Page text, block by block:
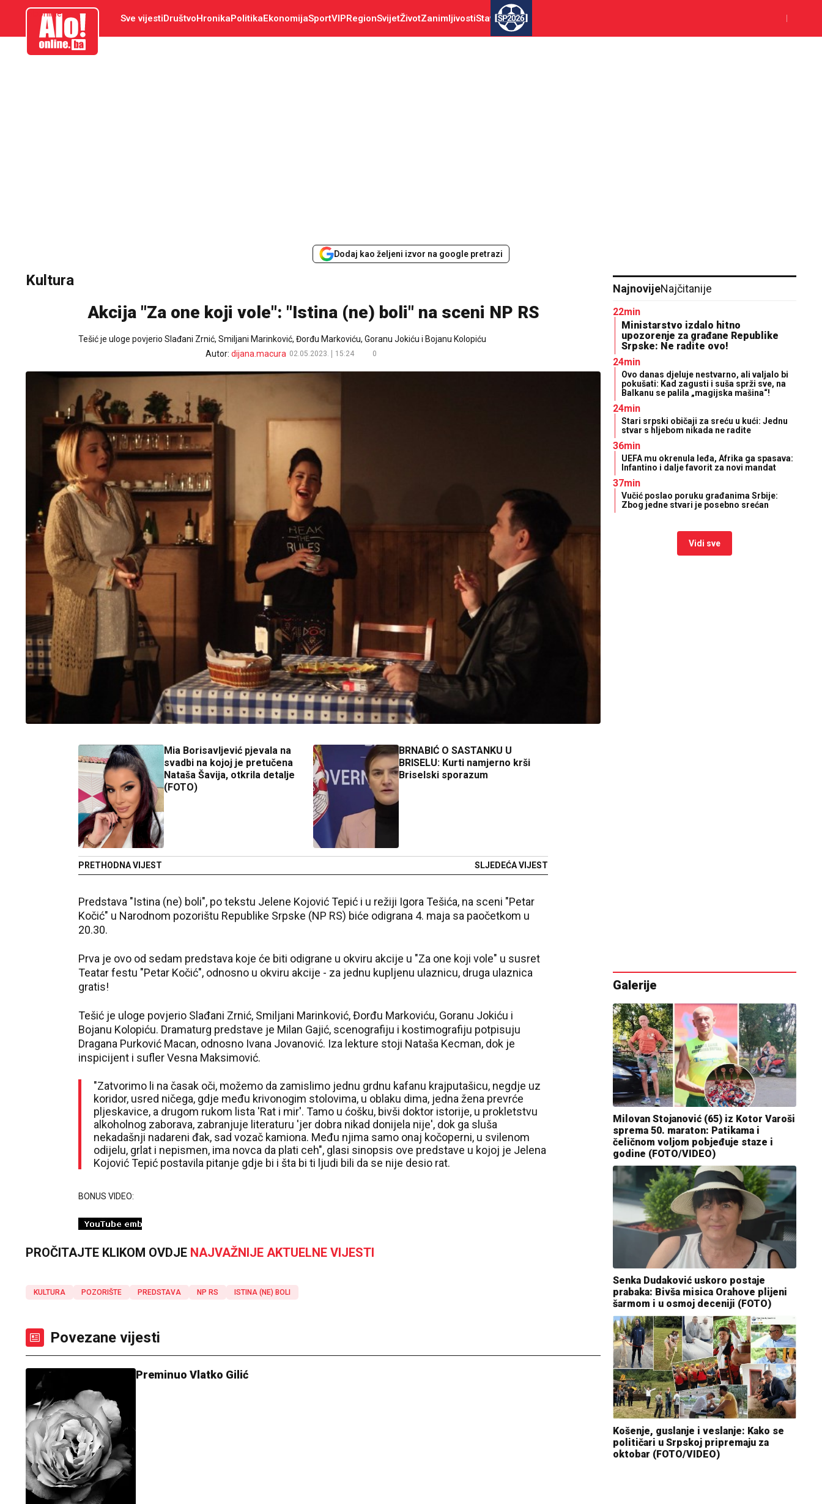
aloonline.ba Sve vijestiDruštvoHronikaPolitikaEkonomijaSportVIPRegionSvijetŽivotZanimljivostiStav SP2026
Dodaj kao željeni izvor na google pretrazi
Kultura
Akcija "Za one koji vole": "Istina (ne) boli" na sceni NP RS
Tešić je uloge povjerio Slađani Zrnić, Smiljani Marinković, Đorđu Markoviću, Goranu Jokiću i Bojanu Kolopiću
Autor: dijana.macura 02.05.2023. 15:24 0
Mia Borisavljević pjevala na
svadbi na kojoj je pretučena
Nataša Šavija, otkrila detalje
(FOTO)
PRETHODNA VIJEST
BRNABIĆ O SASTANKU U
BRISELU: Kurti namjerno krši
Briselski sporazum
SLJEDEĆA VIJEST
Predstava "Istina (ne) boli", po tekstu Jelene Kojović Tepić i u režiji Igora Tešića, na sceni "Petar
Kočić" u Narodnom pozorištu Republike Srpske (NP RS) biće odigrana 4. maja sa paočetkom u
20.30.
Prva je ovo od sedam predstava koje će biti odigrane u okviru akcije u "Za one koji vole" u susret
Teatar festu "Petar Kočić", odnosno u okviru akcije - za jednu kupljenu ulaznicu, druga ulaznica
gratis!
Tešić je uloge povjerio Slađani Zrnić, Smiljani Marinković, Đorđu Markoviću, Goranu Jokiću i
Bojanu Kolopiću. Dramaturg predstave je Milan Gajić, scenografiju i kostimografiju potpisuju
Dragana Purković Macan, odnosno Ivana Jovanović. Iza lekture stoji Nataša Kecman, dok je
inspicijent i sufler Vesna Maksimović.
"Zatvorimo li na časak oči, možemo da zamislimo jednu grdnu kafanu krajputašicu, negdje uz
koridor, usred ničega, gdje među krivonogim stolovima, u oblaku dima, jedna žena prevrće
pljeskavice, a drugom rukom lista 'Rat i mir'. Tamo u ćošku, bivši doktor istorije, u prokletstvu
alkoholnog zaborava, zabranjuje literaturu 'jer dobra nikad donijela nije', dok ga sluša
nekadašnji nadareni đak, sad vozač kamiona. Među njima samo onaj kočoperni, u svilenom
odijelu, grlat i nepismen, ima novca da plati ceh", glasi sinopsis ove predstave u kojoj je Jelena
Kojović Tepić postavila pitanje gdje bi i šta bi ti ljudi bili da se nije desio rat.
BONUS VIDEO:
PROČITAJTE KLIKOM OVDJE NAJVAŽNIJE AKTUELNE VIJESTI
KULTURA POZORIŠTE PREDSTAVA NP RS ISTINA (NE) BOLI
Povezane vijesti
Preminuo Vlatko Gilić
NajnovijeNajčitanije
22min
Ministarstvo izdalo hitno
upozorenje za građane Republike
Srpske: Ne radite ovo!
24min
Ovo danas djeluje nestvarno, ali valjalo bi
pokušati: Kad zagusti i suša sprži sve, na
Balkanu se palila „magijska mašina“!
24min
Stari srpski običaji za sreću u kući: Jednu
stvar s hljebom nikada ne radite
36min
UEFA mu okrenula leđa, Afrika ga spasava:
Infantino i dalje favorit za novi mandat
37min
Vučić poslao poruku građanima Srbije:
Zbog jedne stvari je posebno srećan
Vidi sve
Galerije
Milovan Stojanović (65) iz Kotor Varoši
sprema 50. maraton: Patikama i
čeličnom voljom pobjeđuje staze i
godine (FOTO/VIDEO)
Senka Dudaković uskoro postaje
prabaka: Bivša misica Orahove plijeni
šarmom i u osmoj deceniji (FOTO)
Košenje, guslanje i veslanje: Kako se
političari u Srpskoj pripremaju za
oktobar (FOTO/VIDEO)